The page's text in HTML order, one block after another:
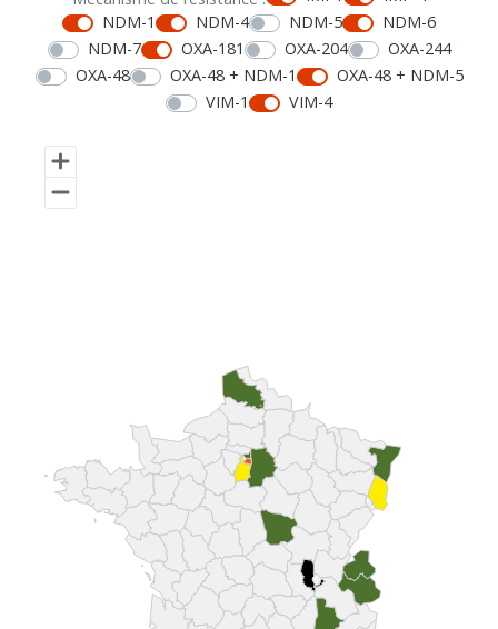
NDM-1
NDM-4 NDM-5
NDM-6
NDM-7
OXA-181 OXA-204
OXA-244
OXA-48
OXA-48 + NDM-1
OXA-48 + NDM-5
VIM-1
VIM-4